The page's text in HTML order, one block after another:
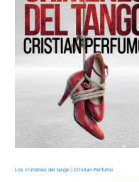
Los crímenes del tango | Cristian Perfumo